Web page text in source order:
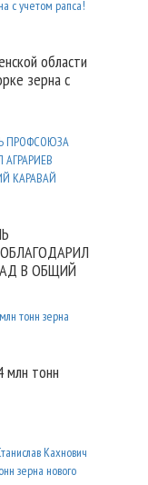
области
зерна с
В ОБЩИЙ
млн тонн